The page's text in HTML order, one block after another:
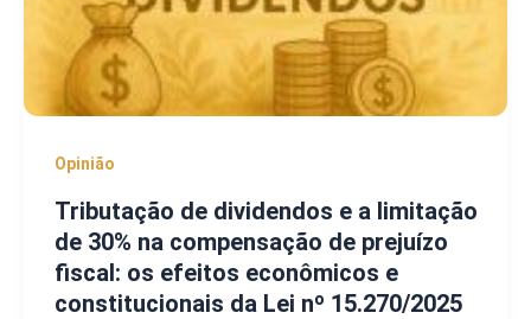
Opinião
Tributação de dividendos e a limitação
de 30% na compensação de prejuízo
fiscal: os efeitos econômicos e
constitucionais da Lei nº 15.270/2025